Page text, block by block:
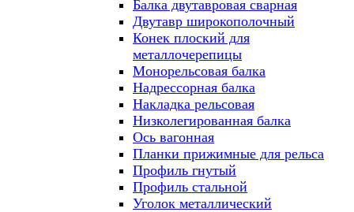
Балка двутавровая сварная
Двутавр широкополочный
Конек плоский для
металлочерепицы
Монорельсовая балка
Надрессорная балка
Накладка рельсовая
Низколегированная балка
Ось вагонная
Планки прижимные для рельса
Профиль гнутый
Профиль стальной
Уголок металлический